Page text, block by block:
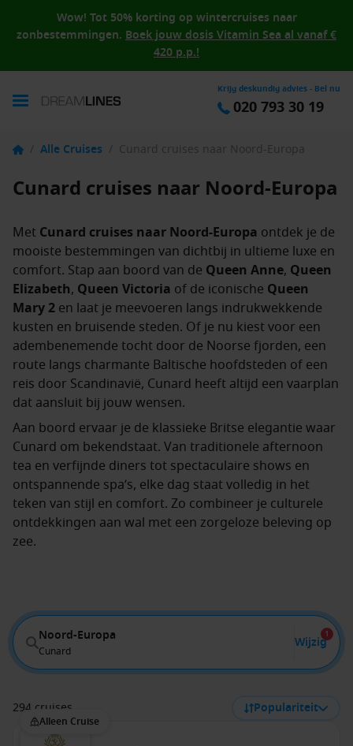
Wow! Tot 50% korting op wintercruises naar
zonbestemmingen. Boek jouw dosis Vitamin Sea al vanaf €
420 p.p.!
Krijg deskundig advies - Bel nu
020 793 30 19
/ Alle Cruises / Cunard cruises naar Noord-Europa
Cunard cruises naar Noord-Europa
Met Cunard cruises naar Noord-Europa ontdek je de
mooiste bestemmingen van dichtbij in ultieme luxe en
comfort. Stap aan boord van de Queen Anne, Queen
Elizabeth, Queen Victoria of de iconische Queen
Mary 2 en laat je meevoeren langs indrukwekkende
kusten en bruisende steden. Of je nu kiest voor een
adembenemende tocht door de Noorse fjorden, een
route langs charmante Baltische hoofdsteden of een
reis door Scandinavië, Cunard heeft altijd een vaarplan
dat aansluit bij jouw wensen.
Aan boord ervaar je de klassieke Britse elegantie waar
Cunard om bekendstaat. Van traditionele afternoon
tea en verfijnde diners tot spectaculaire shows en
ontspannende spa’s, elke dag staat volledig in het
teken van stijl en comfort. Zo combineer je culturele
ontdekkingen aan wal met een zorgeloze beleving op
zee.
Noord-Europa
Cunard
Wijzig
1
294 cruises Populariteit
Alleen Cruise